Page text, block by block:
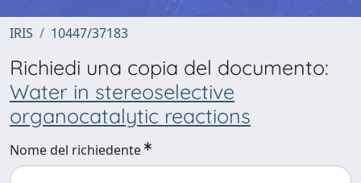
IRIS 10447/37183
Richiedi una copia del documento:
Water in stereoselective
organocatalytic reactions
Nome del richiedente